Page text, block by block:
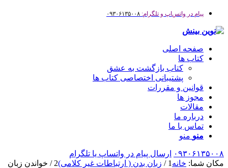
پیام در واتس‌اپ و تلگرام: ۰۹۳۰۶۱۳۵۰۰۸
صفحه اصلی
کتاب ها
کتاب بازگشت به عشق
پشتیبانی اختصاصی کتاب ها
قوانین و مقررات
مجوز ها
مقالات
درباره ما
تماس با ما
منو منو
۰۹۳۰۶۱۳۵۰۰۸
ارسال پیام در واتساپ یا تلگرام
مکان شما: خانه 1
/ زبان بدن ( ارتباطات غیر کلامی)2
/ خواندن زبان